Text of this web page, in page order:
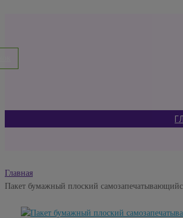
Главная
Пакет бумажный плоский